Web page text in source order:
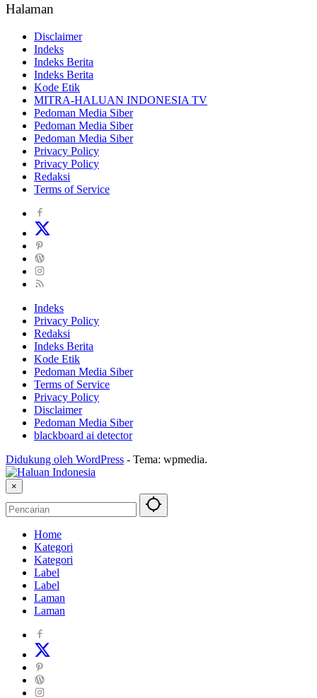
Halaman
Disclaimer
Indeks
Indeks Berita
Indeks Berita
Kode Etik
MITRA-HALUAN INDONESIA TV
Pedoman Media Siber
Pedoman Media Siber
Pedoman Media Siber
Privacy Policy
Privacy Policy
Redaksi
Terms of Service
Indeks
Privacy Policy
Redaksi
Indeks Berita
Kode Etik
Pedoman Media Siber
Terms of Service
Privacy Policy
Disclaimer
Pedoman Media Siber
blackboard ai detector
Didukung oleh WordPress - Tema: wpmedia.
×
Home
Kategori
Kategori
Label
Label
Laman
Laman